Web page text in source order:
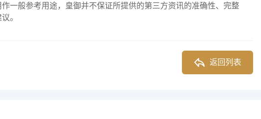
一般参考用途，皇御并不保证所提供的第三方资讯的准确性、完整
。
返回列表